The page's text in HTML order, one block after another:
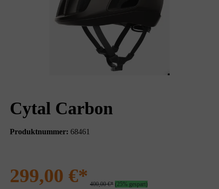
Cytal Carbon
Produktnummer: 68461
299,00 €* 400,00 €* (25% gespart)